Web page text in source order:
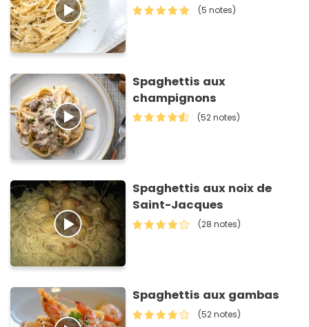
(5 notes)
Spaghettis aux
champignons
(52 notes)
Spaghettis aux noix de
Saint-Jacques
(28 notes)
Spaghettis aux gambas
(52 notes)